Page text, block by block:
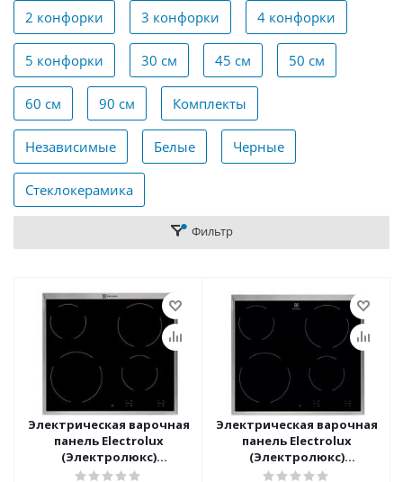
2 конфорки 3 конфорки 4 конфорки
5 конфорки 30 см 45 см 50 см
60 см 90 см Комплекты
Независимые Белые Черные
Стеклокерамика
Фильтр
Электрическая варочная
панель Electrolux
(Электролюкс)
EHF6240XXK
Электрическая варочная
панель Electrolux
(Электролюкс)
EHF16240XK